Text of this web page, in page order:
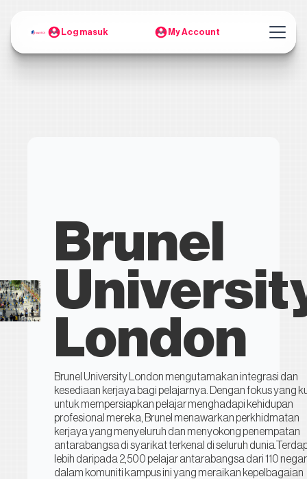
Log masuk My Account
Brunel
London
Brunel University London mengutamakan integrasi dan
kesediaan kerjaya bagi pelajarnya. Dengan fokus yang
untuk mempersiapkan pelajar menghadapi kehidupan
profesional mereka, Brunel menawarkan perkhidmatan
kerjaya yang menyeluruh dan menyokong penempatan
antarabangsa di syarikat terkenal di seluruh
lebih daripada 2,500 pelajar antarabangsa dari 110
dalam komuniti kampus ini yang meraikan kepelbagaian